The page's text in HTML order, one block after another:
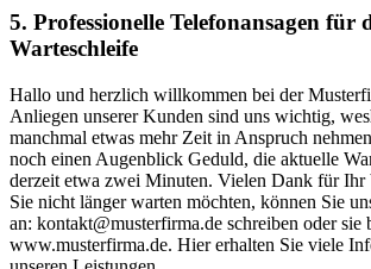
5. Professionelle Telefonansagen für
Warteschleife
Hallo und herzlich willkommen bei der
Anliegen unserer Kunden sind uns wichtig,
manchmal etwas mehr Zeit in Anspruch
noch einen Augenblick Geduld, die aktuelle
derzeit etwa zwei Minuten. Vielen Dank für Ihr
Sie nicht länger warten möchten, können Sie
an: kontakt@musterfirma.de schreiben oder sie
www.musterfirma.de. Hier erhalten Sie viele